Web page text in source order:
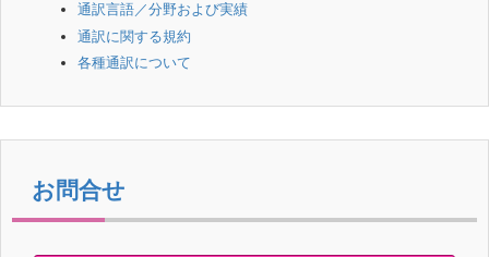
通訳言語／分野および実績
通訳に関する規約
各種通訳について
お問合せ